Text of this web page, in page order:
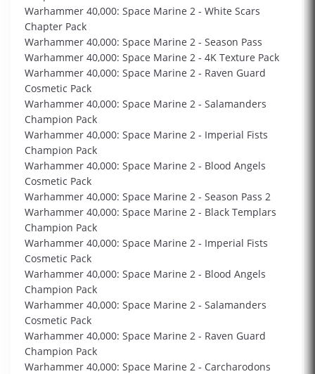
Warhammer 40,000: Space Marine 2 - White Scars
Chapter Pack
Warhammer 40,000: Space Marine 2 - Season Pass
Warhammer 40,000: Space Marine 2 - 4K Texture Pack
Warhammer 40,000: Space Marine 2 - Raven Guard
Cosmetic Pack
Warhammer 40,000: Space Marine 2 - Salamanders
Champion Pack
Warhammer 40,000: Space Marine 2 - Imperial Fists
Champion Pack
Warhammer 40,000: Space Marine 2 - Blood Angels
Cosmetic Pack
Warhammer 40,000: Space Marine 2 - Season Pass 2
Warhammer 40,000: Space Marine 2 - Black Templars
Champion Pack
Warhammer 40,000: Space Marine 2 - Imperial Fists
Cosmetic Pack
Warhammer 40,000: Space Marine 2 - Blood Angels
Champion Pack
Warhammer 40,000: Space Marine 2 - Salamanders
Cosmetic Pack
Warhammer 40,000: Space Marine 2 - Raven Guard
Champion Pack
Warhammer 40,000: Space Marine 2 - Carcharodons